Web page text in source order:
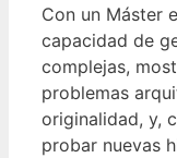
Con un Máster
capacidad de
complejas,
problemas
originalidad, y,
probar nuevas